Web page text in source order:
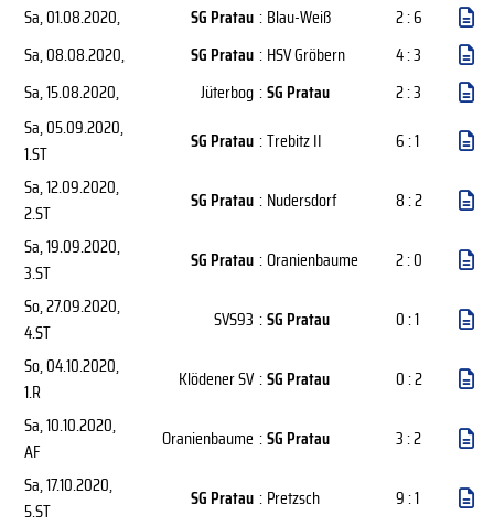
Sa, 01.08.2020, SG Pratau : Blau-Weiß
2 : 6
Sa, 08.08.2020, SG Pratau : HSV Gröbern
4 : 3
Sa, 15.08.2020, Jüterbog :SG Pratau
2 : 3
Sa, 05.09.2020,
1.ST
SG Pratau :Trebitz II
6 : 1
Sa, 12.09.2020,
2.ST
SG Pratau : Nudersdorf
8 : 2
Sa, 19.09.2020,
3.ST
SG Pratau :Oranienbaume
2 : 0
So, 27.09.2020,
4.ST
SVS93 :SG Pratau
0 : 1
So, 04.10.2020,
1.R
Klödener SV :SG Pratau
0 : 2
Sa, 10.10.2020,
AF
Oranienbaume :SG Pratau
3 : 2
Sa, 17.10.2020,
5.ST
SG Pratau : Pretzsch
9 : 1